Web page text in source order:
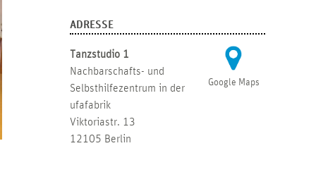
ADRESSE
Google Maps
Tanzstudio 1
Nachbarschafts- und
Selbsthilfezentrum in der
ufafabrik
Viktoriastr. 13
12105 Berlin